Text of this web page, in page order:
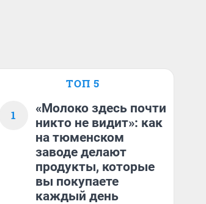
ТОП 5
1
«Молоко здесь почти
никто не видит»: как
на тюменском
заводе делают
продукты, которые
вы покупаете
каждый день